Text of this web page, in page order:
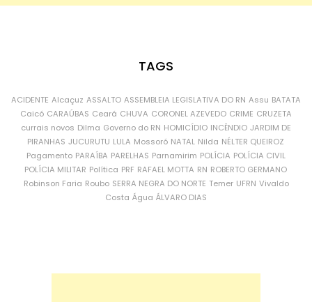
TAGS
ACIDENTE Alcaçuz ASSALTO ASSEMBLEIA LEGISLATIVA DO RN Assu BATATA
Caicó CARAÚBAS Ceará CHUVA CORONEL AZEVEDO CRIME CRUZETA
currais novos Dilma Governo do RN HOMICÍDIO INCÊNDIO JARDIM DE
PIRANHAS JUCURUTU LULA Mossoró NATAL Nilda NÉLTER QUEIROZ
Pagamento PARAÍBA PARELHAS Parnamirim POLÍCIA POLÍCIA CIVIL
POLÍCIA MILITAR Política PRF RAFAEL MOTTA RN ROBERTO GERMANO
Robinson Faria Roubo SERRA NEGRA DO NORTE Temer UFRN Vivaldo
Costa Água ÁLVARO DIAS